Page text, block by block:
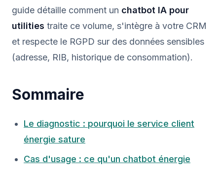
guide détaille comment un chatbot IA pour
utilities traite ce volume, s'intègre à votre CRM
et respecte le RGPD sur des données sensibles
(adresse, RIB, historique de consommation).
Sommaire
Le diagnostic : pourquoi le service client
énergie sature
Cas d'usage : ce qu'un chatbot énergie